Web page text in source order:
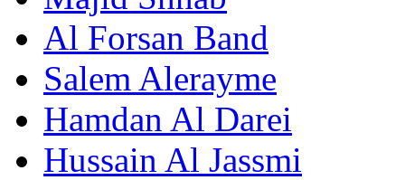
Al Forsan Band
Salem Alerayme
Hamdan Al Darei
Hussain Al Jassmi